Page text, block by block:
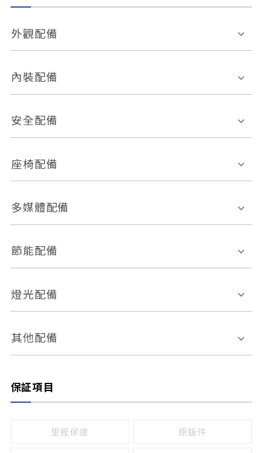
外觀配備
電動天窗
後視鏡方向指示燈
內裝配備
多功能方向盤
恆溫空調
安全配備
前座正面氣囊
ABS防鎖死
車道偏離警示
自動停車系統 盲點偵測系統
倒車雷達
座椅配備
皮椅
無
有
多媒體配備
外部音源接入
節能配備
引擎啟閉系統
燈光配備
感應頭燈
頭燈光源
其他配備
保証項目
里程保證 原鈑件